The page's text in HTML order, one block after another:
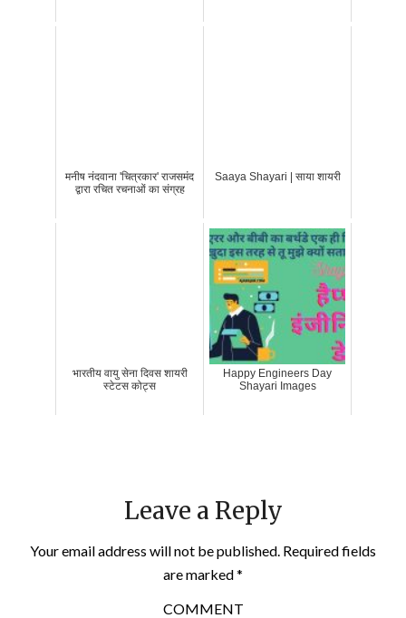
मनीष नंदवाना 'चित्रकार' राजसमंद
द्वारा रचित रचनाओं का संग्रह
Saaya Shayari | साया शायरी
भारतीय वायु सेना दिवस शायरी
स्टेटस कोट्स
Happy Engineers Day
Shayari Images
Leave a Reply
Your email address will not be published. Required fields
are marked*
COMMENT